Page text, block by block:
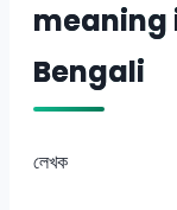
meaning
Bengali
লেখক